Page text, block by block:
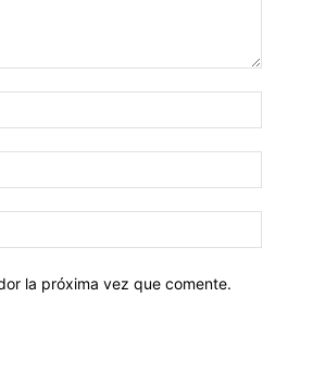
la próxima vez que comente.